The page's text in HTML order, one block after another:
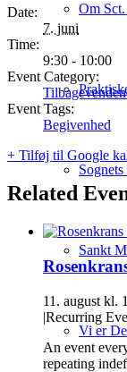
Om
Sankt
Vi er
Date:
7. juni
Time:
9:30 - 10:00
Event Category:
Event Tags:
Begivenhed
+ Tilføj til Google
Related
11. august kl.
|Recurring
An event
repeating